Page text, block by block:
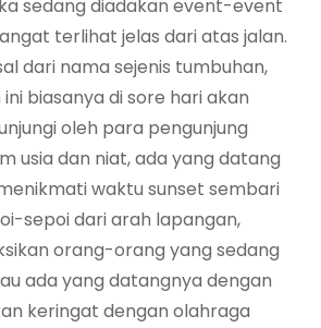
sedang diadakan event-event
terlihat jelas dari atas jalan.
dari nama sejenis tumbuhan,
biasanya di sore hari akan
oleh para pengunjung
usia dan niat, ada yang datang
waktu sunset sembari
sepoi dari arah lapangan,
orang-orang yang sedang
ada yang datangnya dengan
keringat dengan olahraga